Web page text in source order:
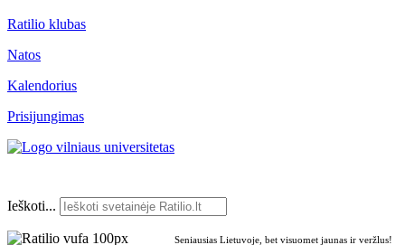
Ratilio klubas
Natos
Kalendorius
Prisijungimas
Ieškoti...
Seniausias Lietuvoje, bet visuomet jaunas ir veržlus!